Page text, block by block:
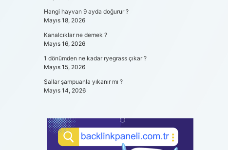
Hangi hayvan 9 ayda doğurur ?
Mayıs 18, 2026
Kanalcıklar ne demek ?
Mayıs 16, 2026
1 dönümden ne kadar ryegrass çıkar ?
Mayıs 15, 2026
Şallar şampuanla yıkanır mı ?
Mayıs 14, 2026